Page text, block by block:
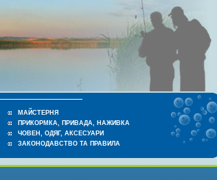
МАЙСТЕРНЯ
ПРИКОРМКА, ПРИВАДА, НАЖИВКА
ЧОВЕН, ОДЯГ, АКСЕСУАРИ
ЗАКОНОДАВСТВО ТА ПРАВИЛА